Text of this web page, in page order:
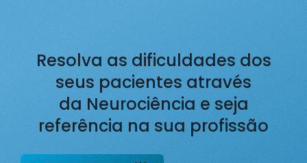
Resolva as dificuldades dos
seus pacientes através
da Neurociência e seja
referência na sua profissão